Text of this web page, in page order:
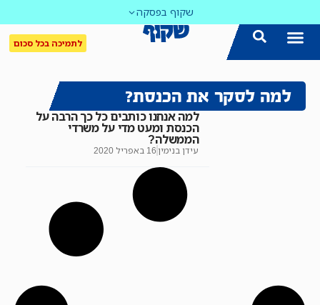
שקוף בפסקה
לתמיכה בכל סכום
למה לסקר את הכנסת?
למה אנחנו כותבים כל כך הרבה על
הכנסת ומעט מדי על משרדי
הממשלה?
עידן בנימין 16 באפריל 2020